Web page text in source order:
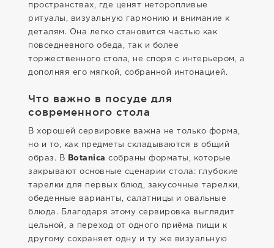
пространствах, где ценят неторопливые
ритуалы, визуальную гармонию и внимание к
деталям. Она легко становится частью как
повседневного обеда, так и более
торжественного стола, не споря с интерьером, а
дополняя его мягкой, собранной интонацией.
Что важно в посуде для
современного стола
В хорошей сервировке важна не только форма,
но и то, как предметы складываются в общий
образ. В
Botanica собраны форматы, которые
закрывают основные сценарии стола: глубокие
тарелки для первых блюд, закусочные тарелки,
обеденные варианты, салатницы и овальные
блюда. Благодаря этому сервировка выглядит
цельной, а переход от одного приёма пищи к
другому сохраняет одну и ту же визуальную